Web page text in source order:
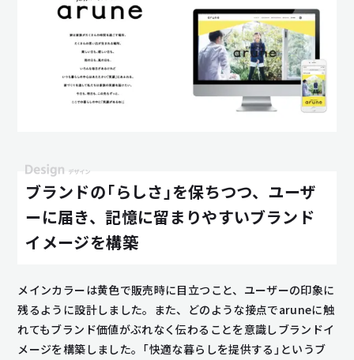
ブランドの「らしさ」を保ちつつ、ユーザ
ーに届き、記憶に留まりやすいブランド
イメージを構築
メインカラーは黄色で販売時に目立つこと、ユーザーの印象に
残るように設計しました。また、どのような接点でaruneに触
れてもブランド価値がぶれなく伝わることを意識しブランドイ
メージを構築しました。「快適な暮らしを提供する」というブ